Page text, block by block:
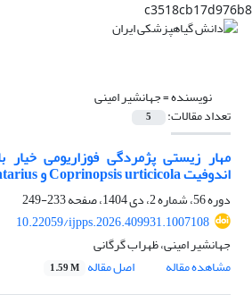
c3518cb17d976b8
نویسنده =جهانشیر امینی
تعداد مقالات: 5
مهار زیستی پژمردگی فوزاریومی خیار
اندوفیت Coprinopsis urticicola و Fomes fomentarius
دوره 56، شماره 2، دی 1404، صفحه
233-249
10.22059/ijpps.2026.409931.1007108
جهانشیر امینی، ظهراب گرگانی
مشاهده مقاله
اصل مقاله 1.59 M